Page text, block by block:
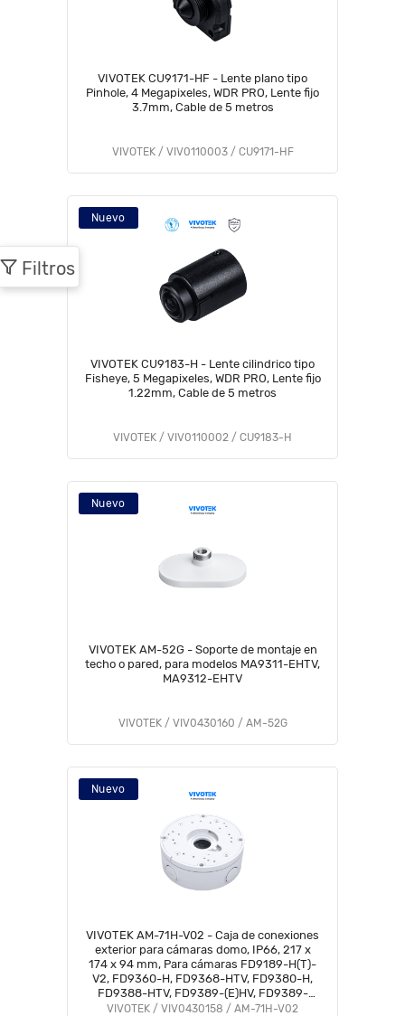
VIVOTEK CU9171-HF - Lente plano tipo
Pinhole, 4 Megapixeles, WDR PRO, Lente fijo
3.7mm, Cable de 5 metros
VIVOTEK / VIV0110003 / CU9171-HF
Nuevo
VIVOTEK CU9183-H - Lente cilindrico tipo
Fisheye, 5 Megapixeles, WDR PRO, Lente fijo
1.22mm, Cable de 5 metros
VIVOTEK / VIV0110002 / CU9183-H
Nuevo
VIVOTEK AM-52G - Soporte de montaje en
techo o pared, para modelos MA9311-EHTV,
MA9312-EHTV
VIVOTEK / VIV0430160 / AM-52G
Nuevo
VIVOTEK AM-71H-V02 - Caja de conexiones
exterior para cámaras domo, IP66, 217 x
174 x 94 mm, Para cámaras FD9189-H(T)-
V2, FD9360-H, FD9368-HTV, FD9380-H,
FD9388-HTV, FD9389-(E)HV, FD9389-
(E)HMV, FD9389-(E)HTV, FD9389-EH(T)V-
VIVOTEK / VIV0430158 / AM-71H-V02
Filtros